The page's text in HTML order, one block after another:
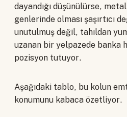
dayandığı düşünülürse,
genlerinde olması şaşırtıcı
unutulmuş değil, tahıldan
uzanan bir yelpazede banka
pozisyon tutuyor.
Aşağıdaki tablo, bu kolun
konumunu kabaca özetliyor.